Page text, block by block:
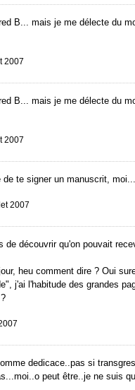
B... mais je me délecte du
2007
B... mais je me délecte du
2007
te signer un manuscrit, moi...
2007
découvrir qu'on pouvait
heu comment dire ? Oui
j'ai l'habitude des grandes
dedicace..pas si
peut être..je ne suis